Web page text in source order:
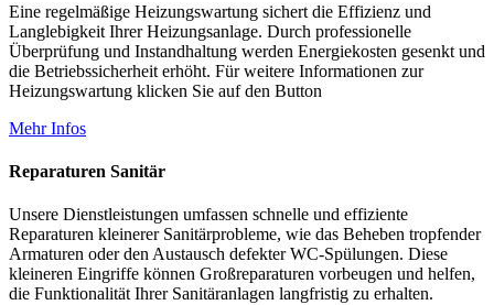
Eine regelmäßige Heizungswartung sichert die Effizienz und
Langlebigkeit Ihrer Heizungsanlage. Durch professionelle
Überprüfung und Instandhaltung werden Energiekosten gesenkt und
die Betriebssicherheit erhöht. Für weitere Informationen zur
Heizungswartung klicken Sie auf den Button
Mehr Infos
Reparaturen Sanitär
Unsere Dienstleistungen umfassen schnelle und effiziente
Reparaturen kleinerer Sanitärprobleme, wie das Beheben tropfender
Armaturen oder den Austausch defekter WC-Spülungen. Diese
kleineren Eingriffe können Großreparaturen vorbeugen und helfen,
die Funktionalität Ihrer Sanitäranlagen langfristig zu erhalten.